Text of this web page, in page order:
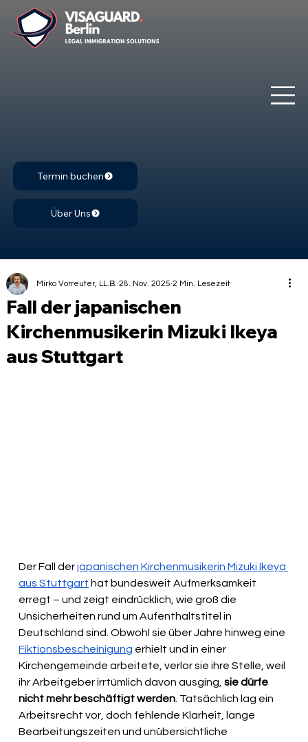
Termin buchen
Über Uns
Fall der japanischen
Kirchenmusikerin Mizuki Ikeya
aus Stuttgart
Mirko Vorreuter, LL.B. 28. Nov. 2025 2 Min. Lesezeit
Der Fall der japanischen Kirchenmusikerin Mizuki Ikeya
aus Stuttgart hat bundesweit Aufmerksamkeit
erregt – und zeigt eindrücklich, wie groß die
Unsicherheiten rund um Aufenthaltstitel in
Deutschland sind. Obwohl sie über Jahre hinweg eine
Fiktionsbescheinigung erhielt und in einer
Kirchengemeinde arbeitete, verlor sie ihre Stelle, weil
ihr Arbeitgeber irrtümlich davon ausging, sie dürfe
nicht mehr beschäftigt werden . Tatsächlich lag ein
Arbeitsrecht vor, doch fehlende Klarheit, lange
Bearbeitungszeiten und unübersichtliche